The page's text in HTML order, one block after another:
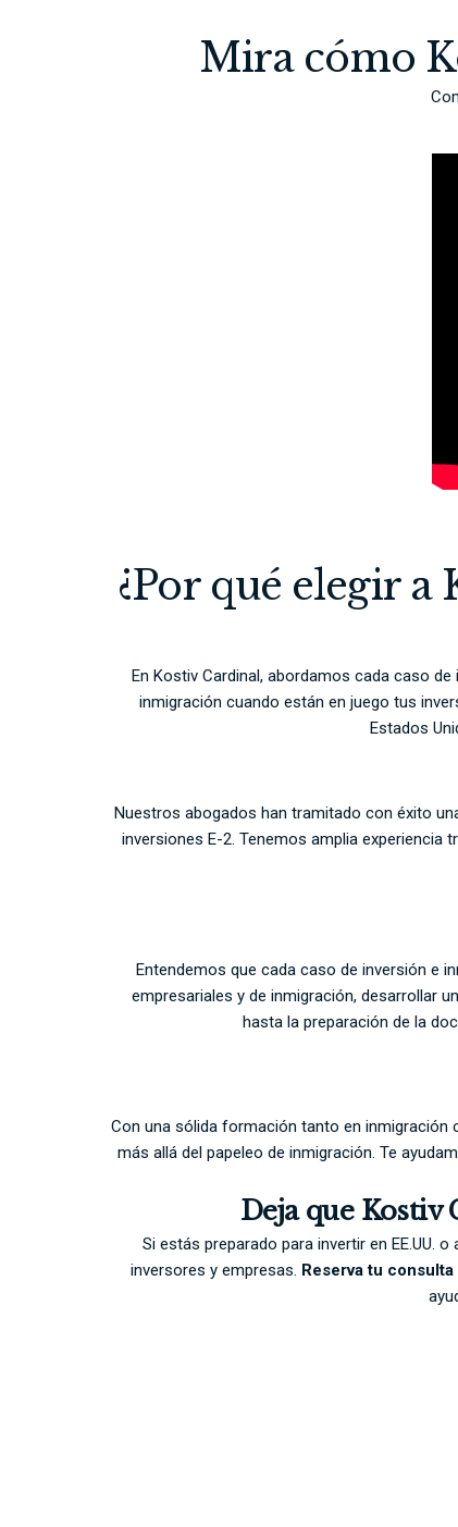
Mira cómo
¿Por qué elegir
En Kostiv Cardinal, abordamos cada caso
inmigración cuando están en juego tus
Estados
Nuestros abogados han tramitado con éxito
inversiones E-2. Tenemos amplia experiencia
Entendemos que cada caso de inversión e
empresariales y de inmigración, desarrollar
hasta la preparación de la
Con una sólida formación tanto en inmigración
más allá del papeleo de inmigración. Te
Deja que Kostiv
Si estás preparado para invertir en EE.UU.
inversores y empresas. Reserva tu